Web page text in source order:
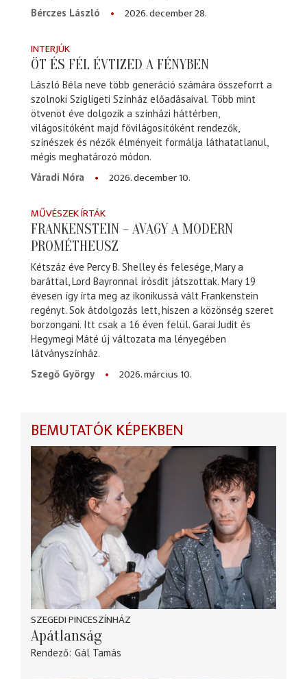
Bérczes László
2026. december 28.
INTERJÚK
ÖT ÉS FÉL ÉVTIZED A FÉNYBEN
László Béla neve több generáció számára összeforrt a
szolnoki Szigligeti Színház előadásaival. Több mint
ötvenöt éve dolgozik a színházi háttérben,
világosítóként majd fővilágosítóként rendezők,
színészek és nézők élményeit formálja láthatatlanul,
mégis meghatározó módon.
Váradi Nóra
2026. december 10.
MŰVÉSZEK ÍRTÁK
FRANKENSTEIN – AVAGY A MODERN
PROMÉTHEUSZ
Kétszáz éve Percy B. Shelley és felesége, Mary a
baráttal, Lord Bayronnal írósdit játszottak. Mary 19
évesen így írta meg az ikonikussá vált Frankenstein
regényt. Sok átdolgozás lett, hiszen a közönség szeret
borzongani. Itt csak a 16 éven felül. Garai Judit és
Hegymegi Máté új változata ma lényegében
látványszínház.
Szegő György
2026. március 10.
BEMUTATÓK KÉPEKBEN
SZEGEDI PINCESZÍNHÁZ
Apátlanság
Rendező Gál Tamás